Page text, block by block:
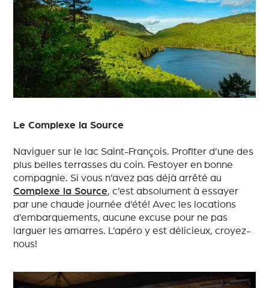
Le Complexe la Source
Naviguer sur le lac Saint-François. Profiter d’une des
plus belles terrasses du coin. Festoyer en bonne
compagnie. Si vous n’avez pas déjà arrêté au
Complexe la Source, c’est absolument à essayer
par une chaude journée d’été! Avec les locations
d’embarquements, aucune excuse pour ne pas
larguer les amarres. L’apéro y est délicieux, croyez-
nous!